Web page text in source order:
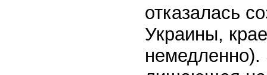
отказалась
Украины,
немедленно).